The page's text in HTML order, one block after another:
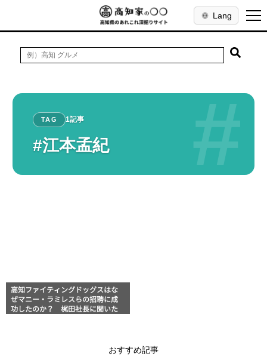
Lang
#
TAG 1記事
#江本孟紀
高知ファイティングドッグスはな
ぜマニー・ラミレスらの招聘に成
功したのか？ 梶田社長に聞いた
おすすめ記事